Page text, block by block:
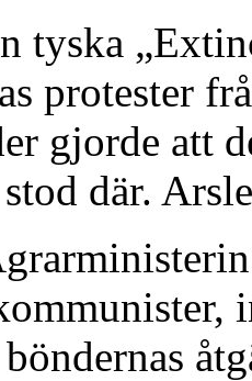
tyska
protester
gjorde att
där.